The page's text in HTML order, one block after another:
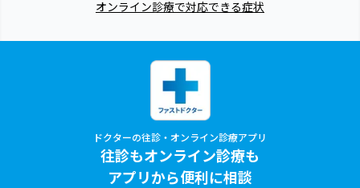
オンライン診療で対応できる症状
ドクターの往診・オンライン診療アプリ
往診もオンライン診療も
アプリから便利に相談